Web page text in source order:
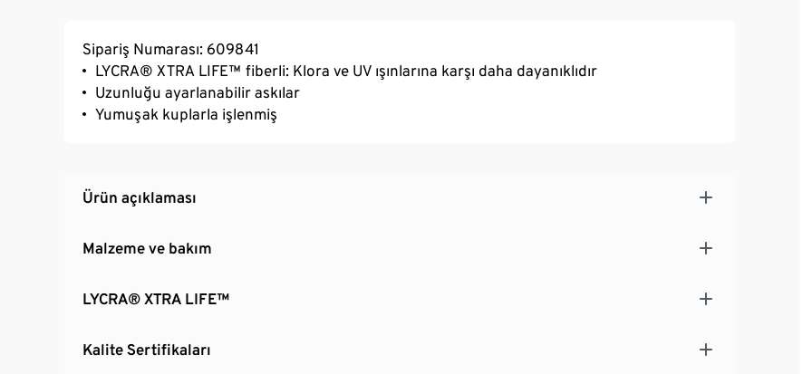
Sipariş Numarası: 609841
LYCRA® XTRA LIFE™ fiberli: Klora ve UV ışınlarına karşı daha dayanıklıdır
Uzunluğu ayarlanabilir askılar
Yumuşak kuplarla işlenmiş
Ürün açıklaması
Malzeme ve bakım
LYCRA® XTRA LIFE™
Kalite Sertifikaları